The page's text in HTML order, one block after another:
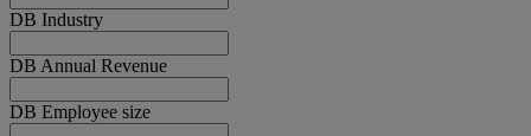
DB Industry
DB Annual Revenue
DB Employee size